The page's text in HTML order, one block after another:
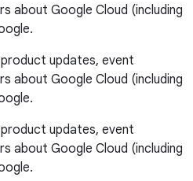
about Google Cloud (including
updates, event
about Google Cloud (including
updates, event
about Google Cloud (including